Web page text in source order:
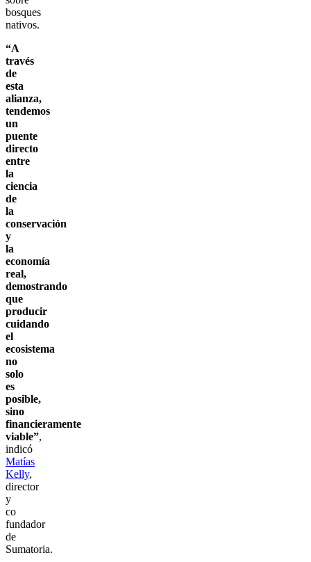
bosques
nativos.
“A
través
de
esta
alianza,
tendemos
un
puente
directo
entre
la
ciencia
de
la
conservación
y
la
economía
real,
demostrando
que
producir
cuidando
el
ecosistema
no
solo
es
posible,
sino
financieramente
viable”,
indicó
Matías
Kelly,
director
y
co
fundador
de
Sumatoria.